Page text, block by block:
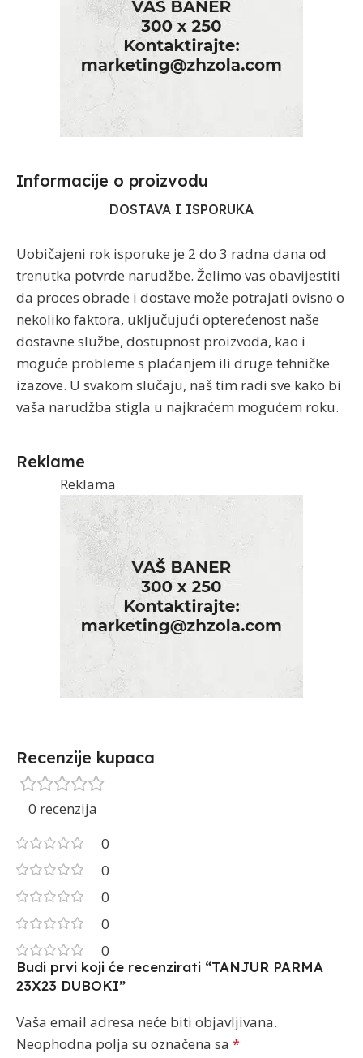
Informacije o proizvodu​
DOSTAVA I ISPORUKA
Uobičajeni rok isporuke je 2 do 3 radna dana od
trenutka potvrde narudžbe. Želimo vas obavijestiti
da proces obrade i dostave može potrajati ovisno o
nekoliko faktora, uključujući opterećenost naše
dostavne službe, dostupnost proizvoda, kao i
moguće probleme s plaćanjem ili druge tehničke
izazove. U svakom slučaju, naš tim radi sve kako bi
vaša narudžba stigla u najkraćem mogućem roku.
Reklame
Reklama
Recenzije kupaca
0 recenzija
0
0
0
0
0
Budi prvi koji će recenzirati “TANJUR PARMA
23X23 DUBOKI”
Vaša email adresa neće biti objavljivana.
Neophodna polja su označena sa *